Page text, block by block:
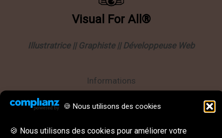
🍪 Nous utilisons des cookies
🍪 Nous utilisons des cookies pour améliorer votre
Visual For All®
Illustratrice || Graphiste || Développeuse Web
Informations
Politique de confidentialité
CGU || CGV